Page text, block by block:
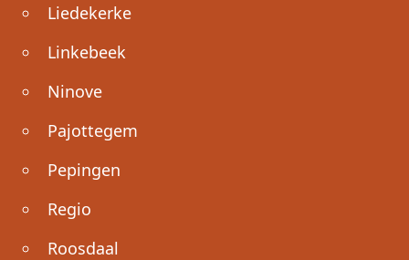
Liedekerke
Linkebeek
Ninove
Pajottegem
Pepingen
Regio
Roosdaal